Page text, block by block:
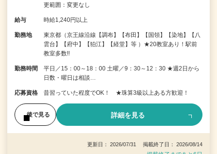
更範囲：変更なし
給与 時給1,240円以上
勤務地
東京都（京王線沿線【調布】【布田】【国領】【染地】【八
雲台】【府中】【狛江】【経堂】等 ）★20教室あり！駅前
教室多数!!
勤務時間
平日／15：00～18：00 土曜／9：30～12：30 ★週2日から
日数・曜日は相談…
応募資格 昔習っていた程度でOK！ ★珠算3級以上ある方歓迎！
後で見る 詳細を見る
更新日： 2026/07/31 掲載終了日： 2026/08/14